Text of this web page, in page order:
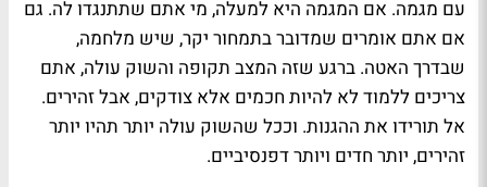
עם מגמה. אם המגמה היא למעלה, מי אתם שתתנגדו לה. גם
אם אתם אומרים שמדובר בתמחור יקר, שיש מלחמה,
שבדרך האטה. ברגע שזה המצב תקופה והשוק עולה, אתם
צריכים ללמוד לא להיות חכמים אלא צודקים, אבל זהירים.
אל תורידו את ההגנות. וככל שהשוק עולה יותר תהיו יותר
זהירים, יותר חדים ויותר דפנסיביים.